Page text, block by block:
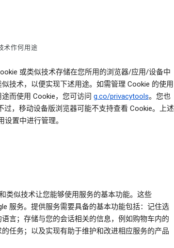
术作何用途
或类似技术存储在您所用的浏览器/应用/设备中
技术，以便实现下述用途。如需管理 Cookie 的使用
而使用 Cookie，您可访问 g.co/privacytools。您也
过，移动设备版浏览器可能不支持查看 Cookie。上述
置中进行管理。
类似技术让您能够使用服务的基本功能。这些
服务。提供服务需要具备的基本功能包括：记住选
言；存储与您的会话相关的信息，例如购物车内的
任务；以及实现有助于维护和改进相应服务的产品